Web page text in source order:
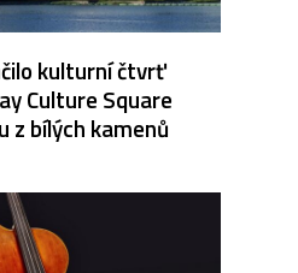
kulturní čtvrť
Culture Square
z bílých kamenů